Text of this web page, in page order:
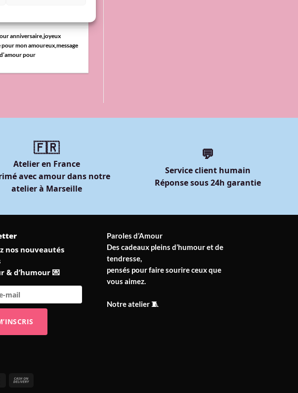
anniversaire, joyeux
mon amoureux, message
pour
🇫🇷
Atelier en France
avec amour dans notre
atelier à Marseille
💬
Service client humain
Réponse sous 24h garantie
nos nouveautés
& d’humour 💌
Paroles d’Amour
Des cadeaux pleins d’humour et de
tendresse,
pensés pour faire sourire ceux que
vous aimez.
Notre atelier 🧵
MasterCard